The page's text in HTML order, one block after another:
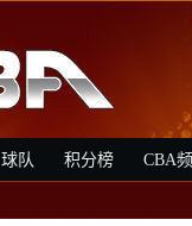
球队 积分榜 CBA